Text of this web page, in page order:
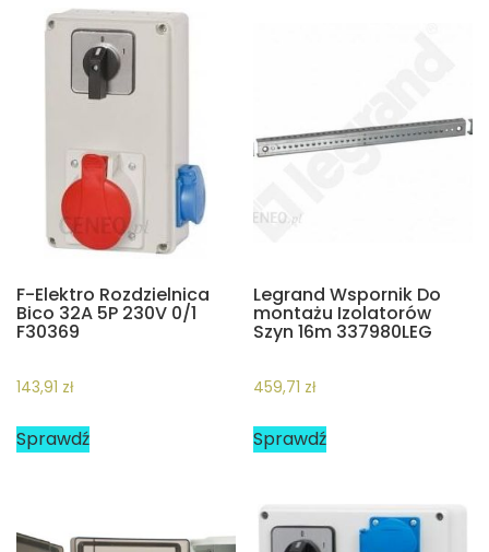
F-Elektro Rozdzielnica
Bico 32A 5P 230V 0/1
F30369
143,91 zł
Sprawdź
Legrand Wspornik Do
montażu Izolatorów
Szyn 16m 337980LEG
459,71 zł
Sprawdź